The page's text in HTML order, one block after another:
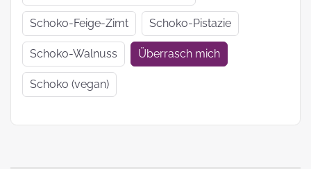
Schoko-Feige-Zimt Schoko-Pistazie
Schoko-Walnuss Überrasch mich
Schoko (vegan)